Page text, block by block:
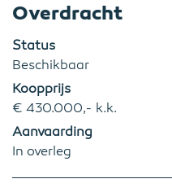
Overdracht
Status
Beschikbaar
Koopprijs
€ 430.000,- k.k.
Aanvaarding
In overleg